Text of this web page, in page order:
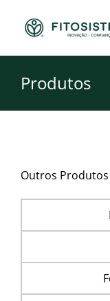
Produtos
Outros Produtos